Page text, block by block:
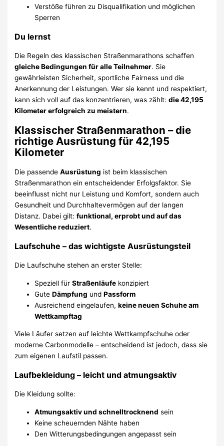
Verstöße führen zu Disqualifikation und möglichen
Sperren
Du lernst
Die Regeln des klassischen Straßenmarathons schaffen
gleiche Bedingungen für alle Teilnehmer. Sie
gewährleisten Sicherheit, sportliche Fairness und die
Anerkennung der Leistungen. Wer sie kennt und respektiert,
kann sich voll auf das konzentrieren, was zählt:die 42,195
Kilometer erfolgreich zu meistern.
Klassischer Straßenmarathon – die
richtige Ausrüstung für 42,195
Kilometer
Die passendeAusrüstung ist beim klassischen
Straßenmarathon ein entscheidender Erfolgsfaktor. Sie
beeinflusst nicht nur Leistung und Komfort, sondern auch
Gesundheit und Durchhaltevermögen auf der langen
Distanz. Dabei gilt:funktional, erprobt und auf das
Wesentliche reduziert.
Laufschuhe – das wichtigste Ausrüstungsteil
Die Laufschuhe stehen an erster Stelle:
Speziell fürStraßenläufe konzipiert
GuteDämpfung undPassform
Ausreichend eingelaufen,keine neuen Schuhe am
Wettkampftag
Viele Läufer setzen auf leichte Wettkampfschuhe oder
moderne Carbonmodelle – entscheidend ist jedoch, dass sie
zum eigenen Laufstil passen.
Laufbekleidung – leicht und atmungsaktiv
Die Kleidung sollte:
Atmungsaktiv und schnelltrocknend sein
Keine scheuernden Nähte haben
Den Witterungsbedingungen angepasst sein